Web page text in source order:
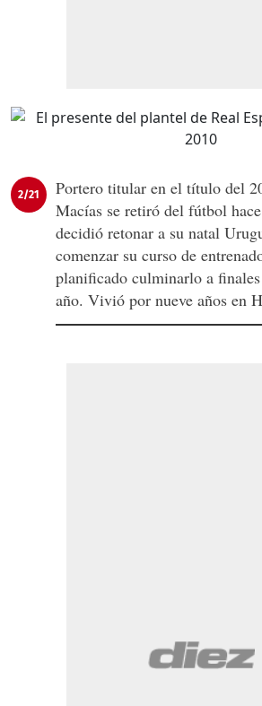
2/21
Portero titular en el título del
Macías se retiró del fútbol
decidió retonar a su natal
comenzar su curso de
planificado culminarlo a
año. Vivió por nueve años en